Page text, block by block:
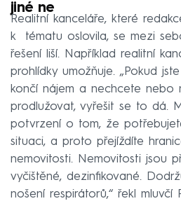
jiné ne
Realitní kanceláře, které
k tématu oslovila, se mezi
řešení liší. Například realitní
prohlídky umožňuje. „Pokud
končí nájem a nechcete nebo
prodlužovat, vyřešit se to dá.
potvrzení o tom, že
situaci, a proto přejíždíte
nemovitosti. Nemovitosti jsou
vyčištěné, dezinfikované.
nošení respirátorů,“ řekl mluvčí